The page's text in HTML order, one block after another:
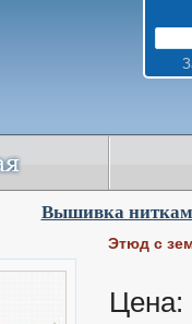
Вышивка
Этюд с
Цена: